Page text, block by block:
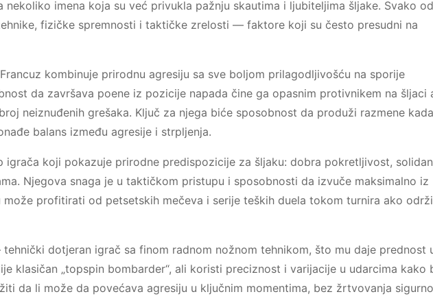
imena koja su već privukla pažnju skautima i ljubiteljima šljake. Svako od
fizičke spremnosti i taktičke zrelosti — faktore koji su često presudni na
kombinuje prirodnu agresiju sa sve boljom prilagodljivošću na sporije
da završava poene iz pozicije napada čine ga opasnim protivnikem na šljaci
neiznuđenih grešaka. Ključ za njega biće sposobnost da produži razmene kada
balans između agresije i strpljenja.
koji pokazuje prirodne predispozicije za šljaku: dobra pokretljivost, solidan
Njegova snaga je u taktičkom pristupu i sposobnosti da izvuče maksimalno iz
može profitirati od petsetskih mečeva i serije teških duelа tokom turnira ako održi
dotjeran igrač sa finom radnom nožnom tehnikom, što mu daje prednost
klasičan „topspin bombarder“, ali koristi preciznost i varijacije u udarcima kako
da li može da povećava agresiju u ključnim momentima, bez žrtvovanja